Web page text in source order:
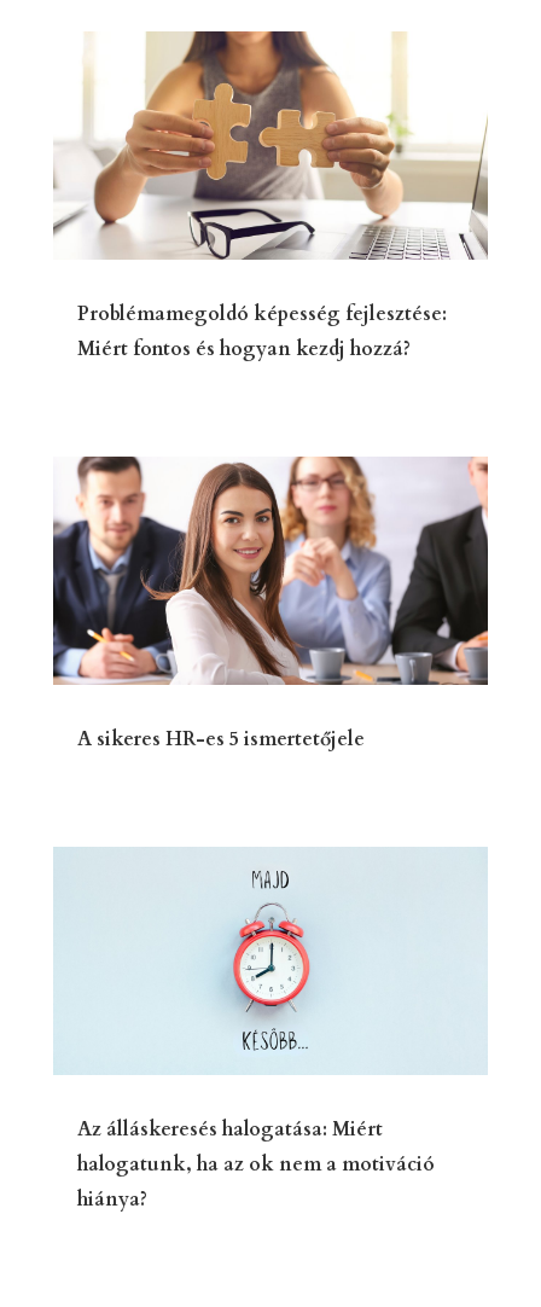
Problémamegoldó képesség fejlesztése:
Miért fontos és hogyan kezdj hozzá?
A sikeres HR-es 5 ismertetőjele
Az álláskeresés halogatása: Miért
halogatunk, ha az ok nem a motiváció
hiánya?